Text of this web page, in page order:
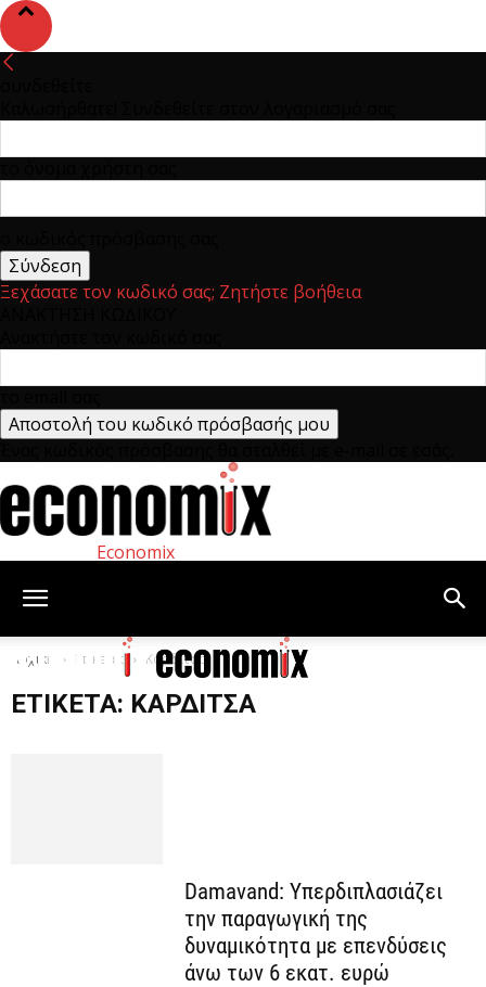
Ξεχάσατε τον κωδικό σας; Ζητήστε βοήθεια
Economix
Αρχική Ετικέτες Καρδίτσα
ΕΤΙΚΈΤΑ: ΚΑΡΔΊΤΣΑ
Damavand: Yπερδιπλασιάζει
την παραγωγική της
δυναμικότητα με επενδύσεις
άνω των 6 εκατ. ευρώ